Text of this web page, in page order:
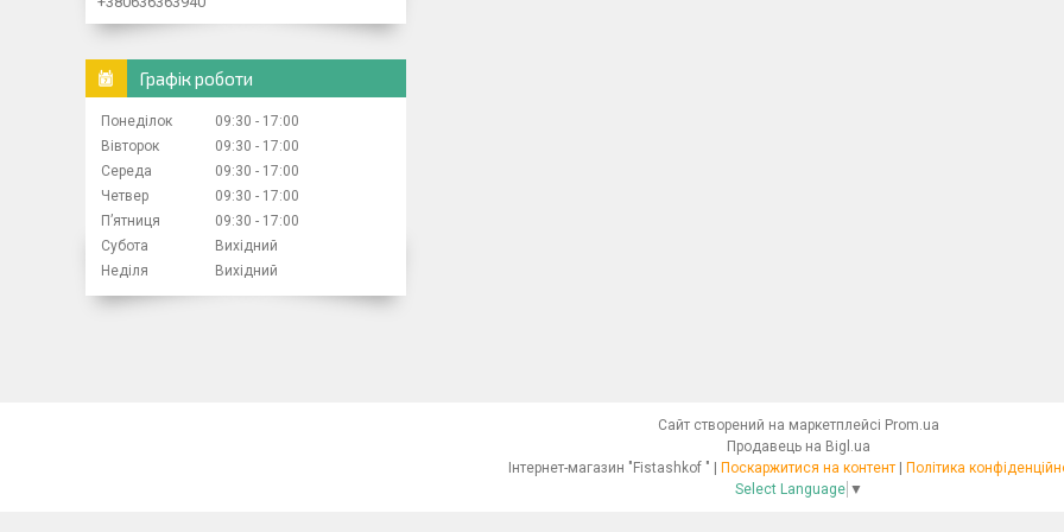
Графік роботи
Понеділок 09:30
17:00
Вівторок
09:30
17:00
Середа
09:30
17:00
Четвер
09:30
17:00
Пʼятниця
09:30
17:00
Субота
Вихідний
Неділя
Вихідний
Сайт створений на маркетплейсі Prom.ua
Продавець на Bigl.ua
Інтернет-магазин "Fistashkof " | Поскаржитися на контент | Політика
Select Language ▼